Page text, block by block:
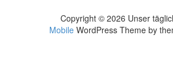
Copyright © 2026 Unser
MobileWordPress Theme by